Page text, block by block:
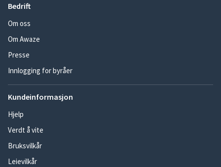
Bedrift
Om oss
Om Awaze
Presse
Innlogging for byråer
Kundeinformasjon
Hjelp
Verdt å vite
Bruksvilkår
Leievilkår